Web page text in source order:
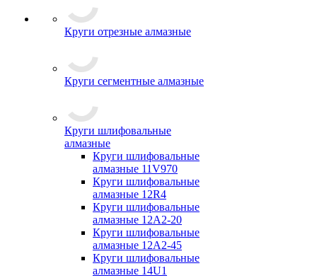
Круги отрезные алмазные
Круги сегментные алмазные
Круги шлифовальные
алмазные
Круги шлифовальные
алмазные 11V970
Круги шлифовальные
алмазные 12R4
Круги шлифовальные
алмазные 12А2-20
Круги шлифовальные
алмазные 12А2-45
Круги шлифовальные
алмазные 14U1